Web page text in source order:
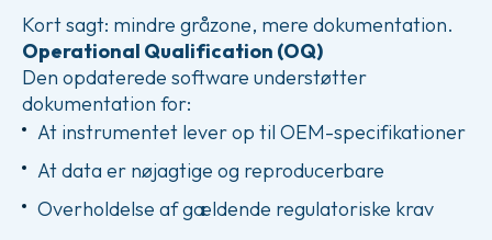
Kort sagt: mindre gråzone, mere dokumentation.
Operational Qualification (OQ)
Den opdaterede software understøtter
dokumentation for:
At instrumentet lever op til OEM-specifikationer
At data er nøjagtige og reproducerbare
Overholdelse af gældende regulatoriske krav